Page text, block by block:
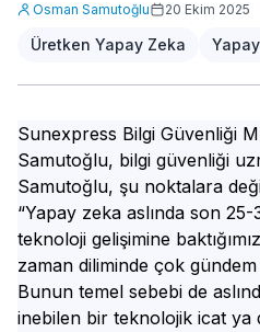
Osman Samutoğlu 20 Ekim 2025
Üretken Yapay Zeka
Sunexpress Bilgi Güvenliği
Samutoğlu, bilgi güvenliği
Samutoğlu, şu noktalara
“Yapay zeka aslında son 25-
teknoloji gelişimine
zaman diliminde çok
Bunun temel sebebi de
inebilen bir teknolojik icat ya